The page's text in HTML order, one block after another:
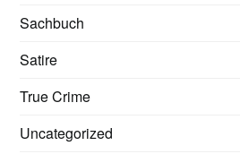
Sachbuch
Satire
True Crime
Uncategorized